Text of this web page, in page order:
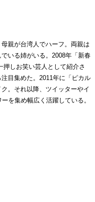
親が台湾人でハーフ。両親は
いる姉がいる。2008年「新春
しお笑い芸人として紹介さ
目集めた。2011年に「ピカル
。それ以降、ツイッターやイ
を集め幅広く活躍している。